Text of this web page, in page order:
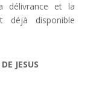
et la
déjà disponible
JESUS